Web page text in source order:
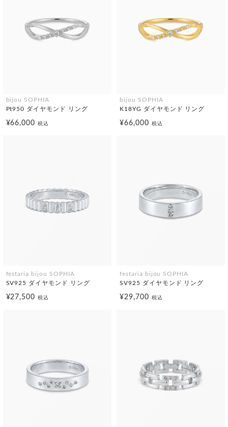
bijou SOPHIA
Pt950 ダイヤモンド リング
¥66,000税込
bijou SOPHIA
K18YG ダイヤモンド リング
¥66,000 税込
festaria bijou SOPHIA
SV925 ダイヤモンド リング
¥27,500税込
festaria bijou SOPHIA
SV925 ダイヤモンド リング
¥29,700 税込